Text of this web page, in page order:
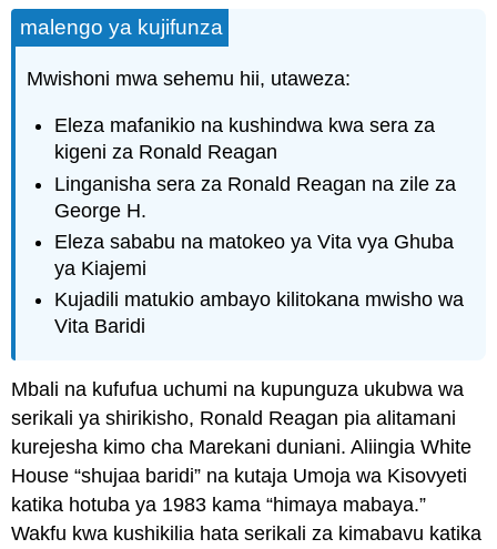
malengo ya kujifunza
Mwishoni mwa sehemu hii, utaweza:
Eleza mafanikio na kushindwa kwa sera za
kigeni za Ronald Reagan
Linganisha sera za Ronald Reagan na zile za
George H.
Eleza sababu na matokeo ya Vita vya Ghuba
ya Kiajemi
Kujadili matukio ambayo kilitokana mwisho wa
Vita Baridi
Mbali na kufufua uchumi na kupunguza ukubwa wa
serikali ya shirikisho, Ronald Reagan pia alitamani
kurejesha kimo cha Marekani duniani. Aliingia White
House “shujaa baridi” na kutaja Umoja wa Kisovyeti
katika hotuba ya 1983 kama “himaya mabaya.”
Wakfu kwa kushikilia hata serikali za kimabavu katika